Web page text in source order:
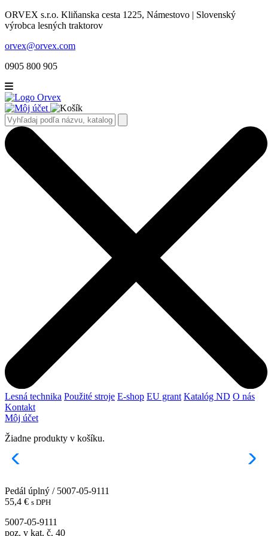
ORVEX s.r.o. Kliňanska cesta 1225, Námestovo | Slovenský
výrobca lesných traktorov
orvex@orvex.com
0905 800 905
Lesná technika Použité stroje E-shop EU grant Katalóg ND O nás
Kontakt
Môj účet
Žiadne produkty v košíku.
Pedál úplný / 5007-05-9111
55,4 € s DPH
5007-05-9111
poz. v kat. č. 40